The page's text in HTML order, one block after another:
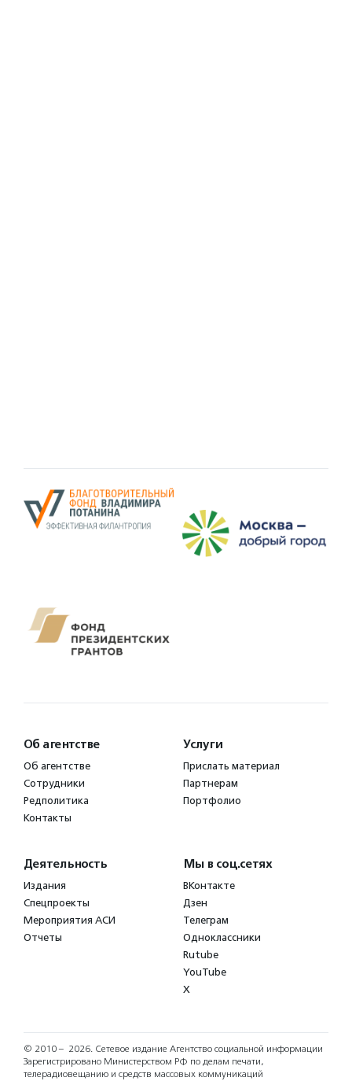
Об агентстве
Об агентстве
Сотрудники
Редполитика
Контакты
Услуги
Прислать материал
Партнерам
Портфолио
Деятельность
Издания
Спецпроекты
Мероприятия АСИ
Отчеты
Мы в соц.сетях
ВКонтакте
Дзен
Телеграм
Одноклассники
Rutube
YouTube
X
© 2010 – 2026. Сетевое издание Агентство социальной информации
Зарегистрировано Министерством РФ по делам печати,
телерадиовещанию и средств массовых коммуникаций